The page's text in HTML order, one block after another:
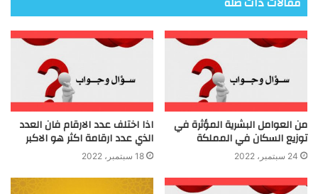
من العوامل البشرية المؤثرة في
توزيع السكان في المملكة
24 سبتمبر، 2022
اذا اختلف عدد الارقام فان العدد
الذي عدد ارقامة اكثر هو الاكبر
18 سبتمبر، 2022